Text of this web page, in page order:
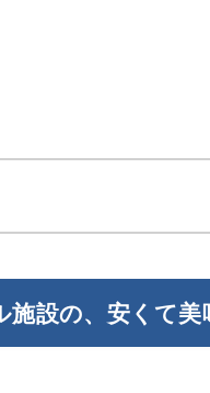
施設の、安くて